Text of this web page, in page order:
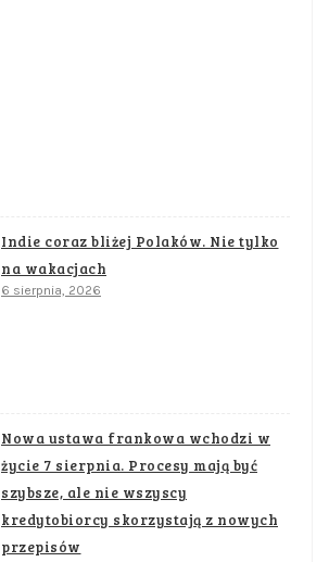
Indie coraz bliżej Polaków. Nie tylko
na wakacjach
6 sierpnia, 2026
Nowa ustawa frankowa wchodzi w
życie 7 sierpnia. Procesy mają być
szybsze, ale nie wszyscy
kredytobiorcy skorzystają z nowych
przepisów